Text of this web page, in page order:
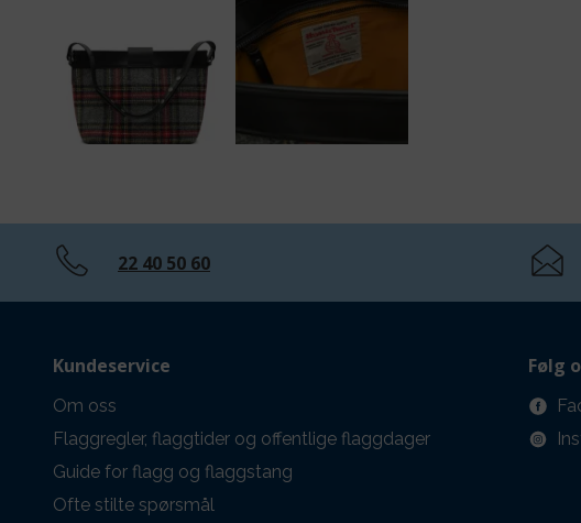
22 40 50 60
Kundeservice
Om oss
Flaggregler, flaggtider og offentlige flaggdager
Guide for flagg og flaggstang
Ofte stilte spørsmål
Følg